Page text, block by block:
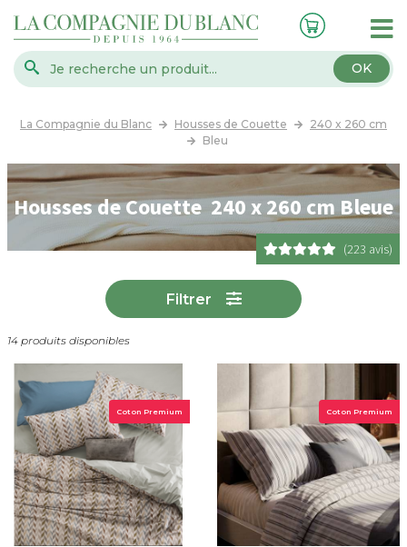
OK
La Compagnie du Blanc Housses de Couette
240 x 260 cm
Bleu
Housses de Couette 240 x 260 cm Bleue
(223 avis)
Filtrer
14 produits disponibles
Coton Premium Coton Premium